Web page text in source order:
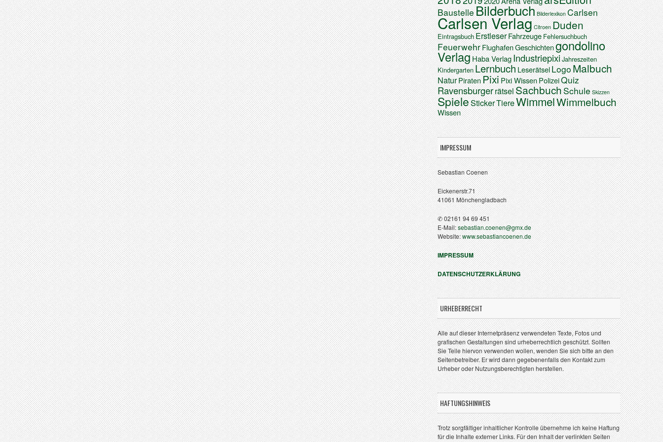
BaustelleBilderbuch Bilderlexikon Carlsen
Carlsen Verlag Citroen Duden
EintragsbuchErstleserFahrzeugeFehlersuchbuch
FeuerwehrFlughafenGeschichtengondolino
VerlagHaba VerlagIndustriepixiJahreszeiten
KindergartenLernbuchLeserätselLogoMalbuch
NaturPiratenPixiPixi WissenPolizeiQuiz
RavensburgerrätselSachbuchSchule Skizzen
SpieleStickerTiereWimmelWimmelbuch
Wissen
IMPRESSUM
Sebastian Coenen
Eickenerstr.71
41061 Mönchengladbach
✆ 02161 94 69 451
E-Mail:sebastian.coenen@gmx.de
Website:www.sebastiancoenen.de
IMPRESSUM
DATENSCHUTZERKLÄRUNG
URHEBERRECHT
Alle auf dieser Internetpräsenz verwendeten Texte, Fotos und
grafischen Gestaltungen sind urheberrechtlich geschützt. Sollten
Sie Teile hiervon verwenden wollen, wenden Sie sich bitte an den
Seitenbetreiber. Er wird dann gegebenenfalls den Kontakt zum
Urheber oder Nutzungsberechtigten herstellen.
HAFTUNGSHINWEIS
Trotz sorgfältiger inhaltlicher Kontrolle übernehme ich keine Haftung
für die Inhalte externer Links. Für den Inhalt der verlinkten Seiten